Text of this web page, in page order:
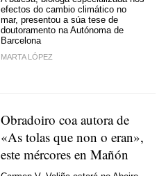
efectos do cambio climático no
mar, presentou a súa tese de
doutoramento na Autónoma de
Barcelona
MARTA LÓPEZ
Obradoiro coa autora de
«As tolas que non o eran»,
este mércores en Mañón